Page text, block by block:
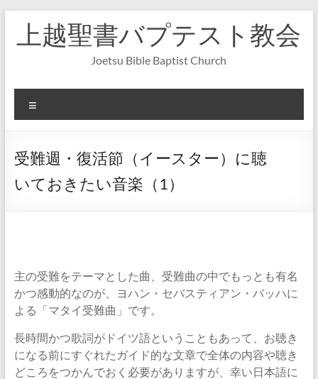
へ
上越聖書バプテスト教会
Joetsu Bible Baptist Church
ニ
ー
受難週・復活節（イースター）に聴
いておきたい音楽（1）
主の受難をテーマとした曲、受難曲の中でもっとも有名
かつ感動的なのが、ヨハン・セバスティアン・バッハに
よる「マタイ受難曲」です。
長時間かつ歌詞がドイツ語ということもあって、お聴き
になる前にすぐれたガイド的な文章で全体の内容や聴き
どころをつかんでおく必要がありますが、幸い日本語に